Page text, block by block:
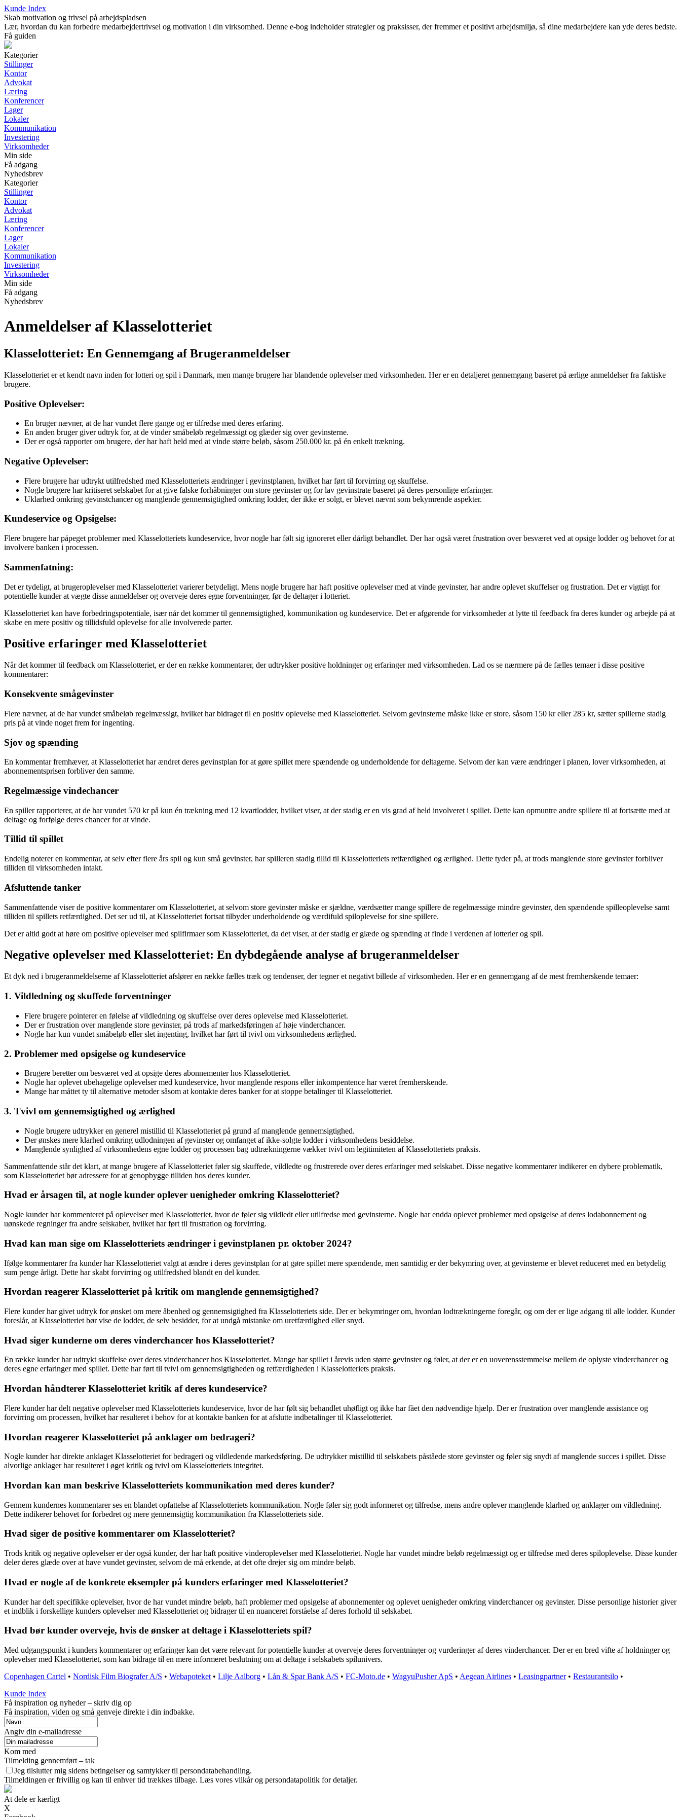
Kunde Index
Skab motivation og trivsel på arbejdspladsen
Lær, hvordan du kan forbedre medarbejdertrivsel og motivation i din virksomhed. Denne e-bog indeholder strategier og praksisser, der fremmer et positivt arbejdsmiljø, så dine medarbejdere kan yde deres bedste.
Få guiden
Kategorier
Stillinger
Kontor
Advokat
Læring
Konferencer
Lager
Lokaler
Kommunikation
Investering
Virksomheder
Min side
Få adgang
Nyhedsbrev
Kategorier
Stillinger
Kontor
Advokat
Læring
Konferencer
Lager
Lokaler
Kommunikation
Investering
Virksomheder
Min side
Få adgang
Nyhedsbrev
Anmeldelser af Klasselotteriet
Klasselotteriet: En Gennemgang af Brugeranmeldelser
Klasselotteriet er et kendt navn inden for lotteri og spil i Danmark, men mange brugere har blandende oplevelser med virksomheden. Her er en detaljeret gennemgang baseret på ærlige anmeldelser fra faktiske
brugere.
Positive Oplevelser:
En bruger nævner, at de har vundet flere gange og er tilfredse med deres erfaring.
En anden bruger giver udtryk for, at de vinder småbeløb regelmæssigt og glæder sig over gevinsterne.
Der er også rapporter om brugere, der har haft held med at vinde større beløb, såsom 250.000 kr. på én enkelt trækning.
Negative Oplevelser:
Flere brugere har udtrykt utilfredshed med Klasselotteriets ændringer i gevinstplanen, hvilket har ført til forvirring og skuffelse.
Nogle brugere har kritiseret selskabet for at give falske forhåbninger om store gevinster og for lav gevinstrate baseret på deres personlige erfaringer.
Uklarhed omkring gevinstchancer og manglende gennemsigtighed omkring lodder, der ikke er solgt, er blevet nævnt som bekymrende aspekter.
Kundeservice og Opsigelse:
Flere brugere har påpeget problemer med Klasselotteriets kundeservice, hvor nogle har følt sig ignoreret eller dårligt behandlet. Der har også været frustration over besværet ved at opsige lodder og behovet for at
involvere banken i processen.
Sammenfatning:
Det er tydeligt, at brugeroplevelser med Klasselotteriet varierer betydeligt. Mens nogle brugere har haft positive oplevelser med at vinde gevinster, har andre oplevet skuffelser og frustration. Det er vigtigt for
potentielle kunder at vægte disse anmeldelser og overveje deres egne forventninger, før de deltager i lotteriet.
Klasselotteriet kan have forbedringspotentiale, især når det kommer til gennemsigtighed, kommunikation og kundeservice. Det er afgørende for virksomheder at lytte til feedback fra deres kunder og arbejde på at
skabe en mere positiv og tillidsfuld oplevelse for alle involverede parter.
Positive erfaringer med Klasselotteriet
Når det kommer til feedback om Klasselotteriet, er der en række kommentarer, der udtrykker positive holdninger og erfaringer med virksomheden. Lad os se nærmere på de fælles temaer i disse positive
kommentarer:
Konsekvente smågevinster
Flere nævner, at de har vundet småbeløb regelmæssigt, hvilket har bidraget til en positiv oplevelse med Klasselotteriet. Selvom gevinsterne måske ikke er store, såsom 150 kr eller 285 kr, sætter spillerne stadig
pris på at vinde noget frem for ingenting.
Sjov og spænding
En kommentar fremhæver, at Klasselotteriet har ændret deres gevinstplan for at gøre spillet mere spændende og underholdende for deltagerne. Selvom der kan være ændringer i planen, lover virksomheden, at
abonnementsprisen forbliver den samme.
Regelmæssige vindechancer
En spiller rapporterer, at de har vundet 570 kr på kun én trækning med 12 kvartlodder, hvilket viser, at der stadig er en vis grad af held involveret i spillet. Dette kan opmuntre andre spillere til at fortsætte med at
deltage og forfølge deres chancer for at vinde.
Tillid til spillet
Endelig noterer en kommentar, at selv efter flere års spil og kun små gevinster, har spilleren stadig tillid til Klasselotteriets retfærdighed og ærlighed. Dette tyder på, at trods manglende store gevinster forbliver
tilliden til virksomheden intakt.
Afsluttende tanker
Sammenfattende viser de positive kommentarer om Klasselotteriet, at selvom store gevinster måske er sjældne, værdsætter mange spillere de regelmæssige mindre gevinster, den spændende spilleoplevelse samt
tilliden til spillets retfærdighed. Det ser ud til, at Klasselotteriet fortsat tilbyder underholdende og værdifuld spiloplevelse for sine spillere.
Det er altid godt at høre om positive oplevelser med spilfirmaer som Klasselotteriet, da det viser, at der stadig er glæde og spænding at finde i verdenen af lotterier og spil.
Negative oplevelser med Klasselotteriet: En dybdegående analyse af brugeranmeldelser
Et dyk ned i brugeranmeldelserne af Klasselotteriet afslører en række fælles træk og tendenser, der tegner et negativt billede af virksomheden. Her er en gennemgang af de mest fremherskende temaer:
1. Vildledning og skuffede forventninger
Flere brugere pointerer en følelse af vildledning og skuffelse over deres oplevelse med Klasselotteriet.
Der er frustration over manglende store gevinster, på trods af markedsføringen af høje vinderchancer.
Nogle har kun vundet småbeløb eller slet ingenting, hvilket har ført til tvivl om virksomhedens ærlighed.
2. Problemer med opsigelse og kundeservice
Brugere beretter om besværet ved at opsige deres abonnementer hos Klasselotteriet.
Nogle har oplevet ubehagelige oplevelser med kundeservice, hvor manglende respons eller inkompentence har været fremherskende.
Mange har måttet ty til alternative metoder såsom at kontakte deres banker for at stoppe betalinger til Klasselotteriet.
3. Tvivl om gennemsigtighed og ærlighed
Nogle brugere udtrykker en generel mistillid til Klasselotteriet på grund af manglende gennemsigtighed.
Der ønskes mere klarhed omkring udlodningen af gevinster og omfanget af ikke-solgte lodder i virksomhedens besiddelse.
Manglende synlighed af virksomhedens egne lodder og processen bag udtrækningerne vækker tvivl om legitimiteten af Klasselotteriets praksis.
Sammenfattende står det klart, at mange brugere af Klasselotteriet føler sig skuffede, vildledte og frustrerede over deres erfaringer med selskabet. Disse negative kommentarer indikerer en dybere problematik,
som Klasselotteriet bør adressere for at genopbygge tilliden hos deres kunder.
Hvad er årsagen til, at nogle kunder oplever uenigheder omkring Klasselotteriet?
Nogle kunder har kommenteret på oplevelser med Klasselotteriet, hvor de føler sig vildledt eller utilfredse med gevinsterne. Nogle har endda oplevet problemer med opsigelse af deres lodabonnement og
uønskede regninger fra andre selskaber, hvilket har ført til frustration og forvirring.
Hvad kan man sige om Klasselotteriets ændringer i gevinstplanen pr. oktober 2024?
Ifølge kommentarer fra kunder har Klasselotteriet valgt at ændre i deres gevinstplan for at gøre spillet mere spændende, men samtidig er der bekymring over, at gevinsterne er blevet reduceret med en betydelig
sum penge årligt. Dette har skabt forvirring og utilfredshed blandt en del kunder.
Hvordan reagerer Klasselotteriet på kritik om manglende gennemsigtighed?
Flere kunder har givet udtryk for ønsket om mere åbenhed og gennemsigtighed fra Klasselotteriets side. Der er bekymringer om, hvordan lodtrækningerne foregår, og om der er lige adgang til alle lodder. Kunder
foreslår, at Klasselotteriet bør vise de lodder, de selv besidder, for at undgå mistanke om uretfærdighed eller snyd.
Hvad siger kunderne om deres vinderchancer hos Klasselotteriet?
En række kunder har udtrykt skuffelse over deres vinderchancer hos Klasselotteriet. Mange har spillet i årevis uden større gevinster og føler, at der er en uoverensstemmelse mellem de oplyste vinderchancer og
deres egne erfaringer med spillet. Dette har ført til tvivl om gennemsigtigheden og retfærdigheden i Klasselotteriets praksis.
Hvordan håndterer Klasselotteriet kritik af deres kundeservice?
Flere kunder har delt negative oplevelser med Klasselotteriets kundeservice, hvor de har følt sig behandlet uhøfligt og ikke har fået den nødvendige hjælp. Der er frustration over manglende assistance og
forvirring om processen, hvilket har resulteret i behov for at kontakte banken for at afslutte indbetalinger til Klasselotteriet.
Hvordan reagerer Klasselotteriet på anklager om bedrageri?
Nogle kunder har direkte anklaget Klasselotteriet for bedrageri og vildledende markedsføring. De udtrykker mistillid til selskabets påståede store gevinster og føler sig snydt af manglende succes i spillet. Disse
alvorlige anklager har resulteret i øget kritik og tvivl om Klasselotteriets integritet.
Hvordan kan man beskrive Klasselotteriets kommunikation med deres kunder?
Gennem kundernes kommentarer ses en blandet opfattelse af Klasselotteriets kommunikation. Nogle føler sig godt informeret og tilfredse, mens andre oplever manglende klarhed og anklager om vildledning.
Dette indikerer behovet for forbedret og mere gennemsigtig kommunikation fra Klasselotteriets side.
Hvad siger de positive kommentarer om Klasselotteriet?
Trods kritik og negative oplevelser er der også kunder, der har haft positive vinderoplevelser med Klasselotteriet. Nogle har vundet mindre beløb regelmæssigt og er tilfredse med deres spiloplevelse. Disse kunder
deler deres glæde over at have vundet gevinster, selvom de må erkende, at det ofte drejer sig om mindre beløb.
Hvad er nogle af de konkrete eksempler på kunders erfaringer med Klasselotteriet?
Kunder har delt specifikke oplevelser, hvor de har vundet mindre beløb, haft problemer med opsigelse af abonnementer og oplevet uenigheder omkring vinderchancer og gevinster. Disse personlige historier giver
et indblik i forskellige kunders oplevelser med Klasselotteriet og bidrager til en nuanceret forståelse af deres forhold til selskabet.
Hvad bør kunder overveje, hvis de ønsker at deltage i Klasselotteriets spil?
Med udgangspunkt i kunders kommentarer og erfaringer kan det være relevant for potentielle kunder at overveje deres forventninger og vurderinger af deres vinderchancer. Der er en bred vifte af holdninger og
oplevelser med Klasselotteriet, som kan bidrage til en mere informeret beslutning om at deltage i selskabets spilunivers.
Copenhagen Cartel • Nordisk Film Biografer A/S • Webapoteket • Lilje Aalborg • Lån & Spar Bank A/S • FC-Moto.de • WagyuPusher ApS • Aegean Airlines • Leasingpartner• Restaurantsilo •
Kunde Index
Få inspiration og nyheder – skriv dig op
Få inspiration, viden og små genveje direkte i din indbakke.
Angiv din e-mailadresse
Kom med
Tilmelding gennemført – tak
Jeg tilslutter mig sidens betingelser og samtykker til persondatabehandling.
Tilmeldingen er frivillig og kan til enhver tid trækkes tilbage. Læs vores vilkår og persondatapolitik for detaljer.
At dele er kærligt
X